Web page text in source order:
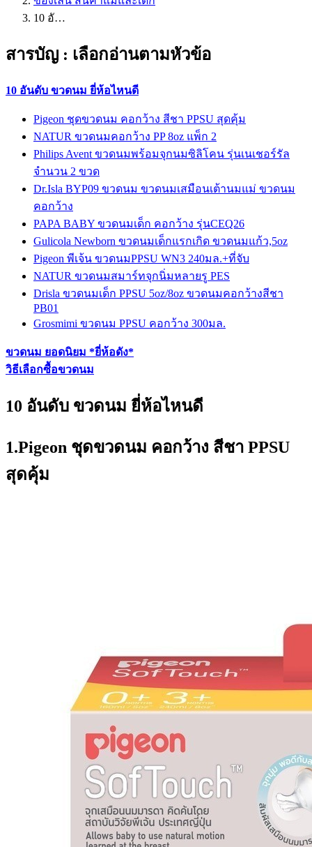
10 อั…
สารบัญ : เลือกอ่านตามหัวข้อ
10 อันดับ ขวดนม ยี่ห้อไหนดี
Pigeon ชุดขวดนม คอกว้าง สีชา PPSU สุดคุ้ม
NATUR ขวดนมคอกว้าง PP 8oz แพ็ก 2
Philips Avent ขวดนมพร้อมจุกนมซิลิโคน รุ่นเนเชอร์รัล
จำนวน 2 ขวด
Dr.Isla BYP09 ขวดนม ขวดนมเสมือนเต้านมแม่ ขวดนม
คอกว้าง
PAPA BABY ขวดนมเด็ก คอกว้าง รุ่นCEQ26
Gulicola Newborn ขวดนมเด็กแรกเกิด ขวดนมแก้ว,5oz
Pigeon พีเจ้น ขวดนมPPSU WN3 240มล.+ที่จับ
NATUR ขวดนมสมาร์ทจุกนิ่มหลายรู PES
Drisla ขวดนมเด็ก PPSU 5oz/8oz ขวดนมคอกว้างสีชา
PB01
Grosmimi ขวดนม PPSU คอกว้าง 300มล.
ขวดนม ยอดนิยม *ยี่ห้อดัง*
วิธีเลือกซื้อขวดนม
10 อันดับ ขวดนม ยี่ห้อไหนดี
1.Pigeon ชุดขวดนม คอกว้าง สีชา PPSU
สุดคุ้ม